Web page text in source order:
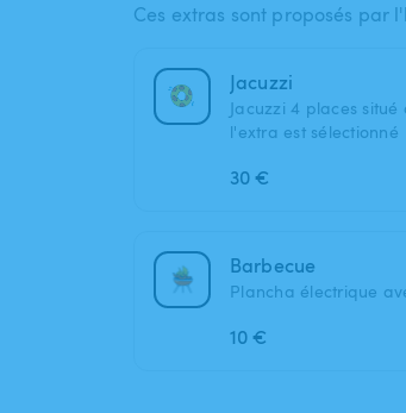
Ces extras sont proposés par
Jacuzzi
Jacuzzi 4 places
l'extra est sélectionné
30 €
Barbecue
Plancha électrique
10 €